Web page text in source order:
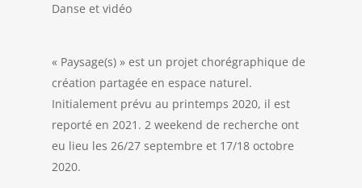
Danse et vidéo
« Paysage(s) » est un projet chorégraphique de
création partagée en espace naturel.
Initialement prévu au printemps 2020, il est
reporté en 2021. 2 weekend de recherche ont
eu lieu les 26/27 septembre et 17/18 octobre
2020.